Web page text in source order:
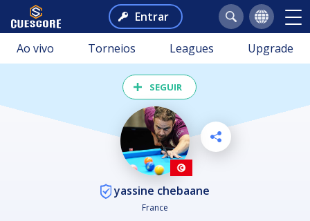
Entrar
Ao vivo Torneios Leagues Upgrade
SEGUIR
yassine chebaane
France